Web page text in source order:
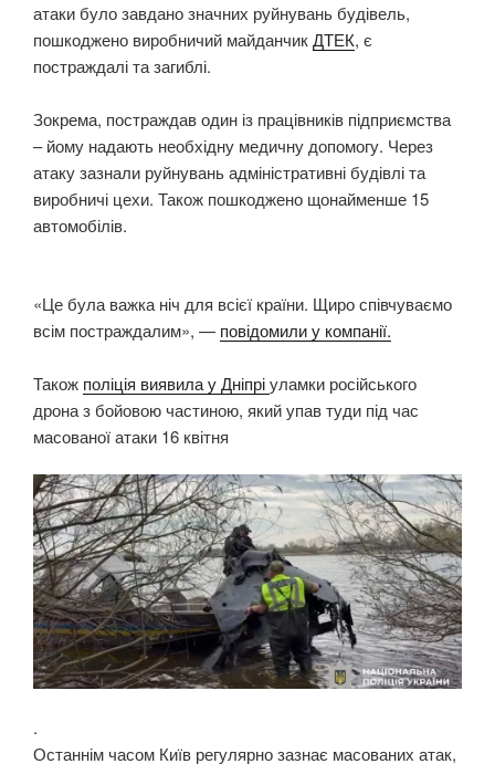
атаки було завдано значних руйнувань будівель,
пошкоджено виробничий майданчикДТЕК, є
постраждалі та загиблі.
Зокрема, постраждав один із працівників підприємства
– йому надають необхідну медичну допомогу. Через
атаку зазнали руйнувань адміністративні будівлі та
виробничі цехи. Також пошкоджено щонайменше 15
автомобілів.
«Це була важка ніч для всієї країни. Щиро співчуваємо
всім постраждалим», — повідомили у компанії.
Також поліція виявила у Дніпріуламки російського
дрона з бойовою частиною, який упав туди під час
масованої атаки 16 квітня
.
Останнім часом Київ регулярно зазнає масованих атак,